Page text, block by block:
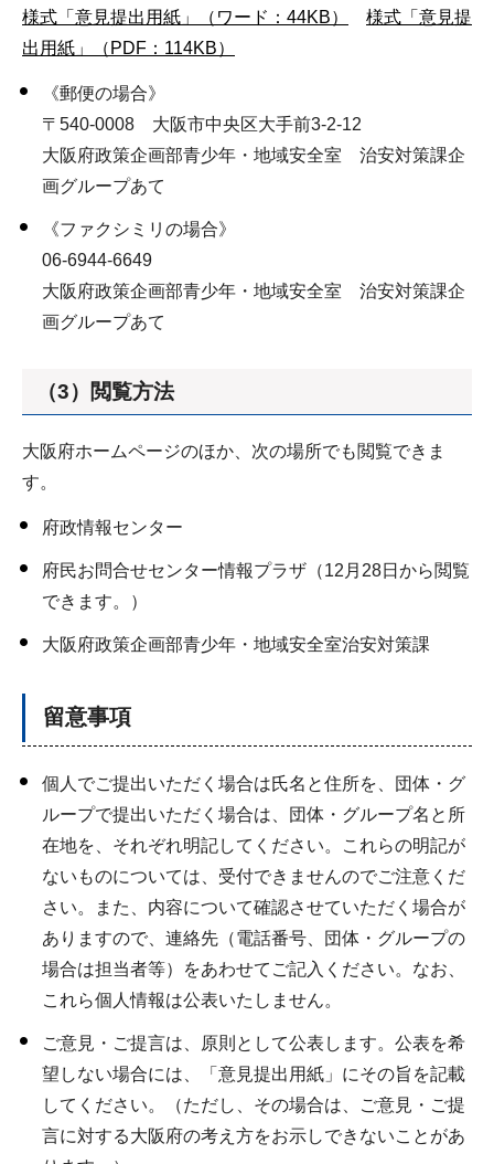
様式「意見提出用紙」（ワード：44KB）
様式「意見提
出用紙」（PDF：114KB）
《郵便の場合》
〒540-0008 大阪市中央区大手前3-2-12
大阪府政策企画部青少年・地域安全室 治安対策課企
画グループあて
《ファクシミリの場合》
06-6944-6649
大阪府政策企画部青少年・地域安全室 治安対策課企
画グループあて
（3）閲覧方法
大阪府ホームページのほか、次の場所でも閲覧できま
す。
府政情報センター
府民お問合せセンター情報プラザ（12月28日から閲覧
できます。）
大阪府政策企画部青少年・地域安全室治安対策課
留意事項
個人でご提出いただく場合は氏名と住所を、団体・グ
ループで提出いただく場合は、団体・グループ名と所
在地を、それぞれ明記してください。これらの明記が
ないものについては、受付できませんのでご注意くだ
さい。また、内容について確認させていただく場合が
ありますので、連絡先（電話番号、団体・グループの
場合は担当者等）をあわせてご記入ください。なお、
これら個人情報は公表いたしません。
ご意見・ご提言は、原則として公表します。公表を希
望しない場合には、「意見提出用紙」にその旨を記載
してください。（ただし、その場合は、ご意見・ご提
言に対する大阪府の考え方をお示しできないことがあ